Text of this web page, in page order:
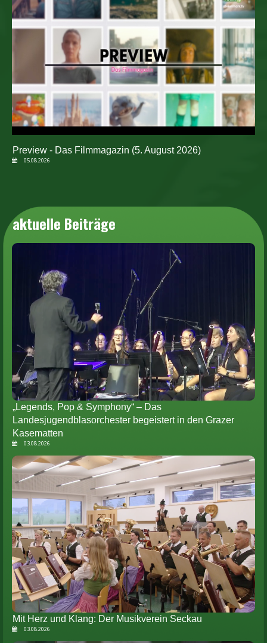
Preview - Das Filmmagazin (5. August 2026)
05.08.2026
aktuelle Beiträge
„Legends, Pop & Symphony“ – Das
Landesjugendblasorchester begeistert in den Grazer
Kasematten
03.08.2026
Mit Herz und Klang: Der Musikverein Seckau
03.08.2026